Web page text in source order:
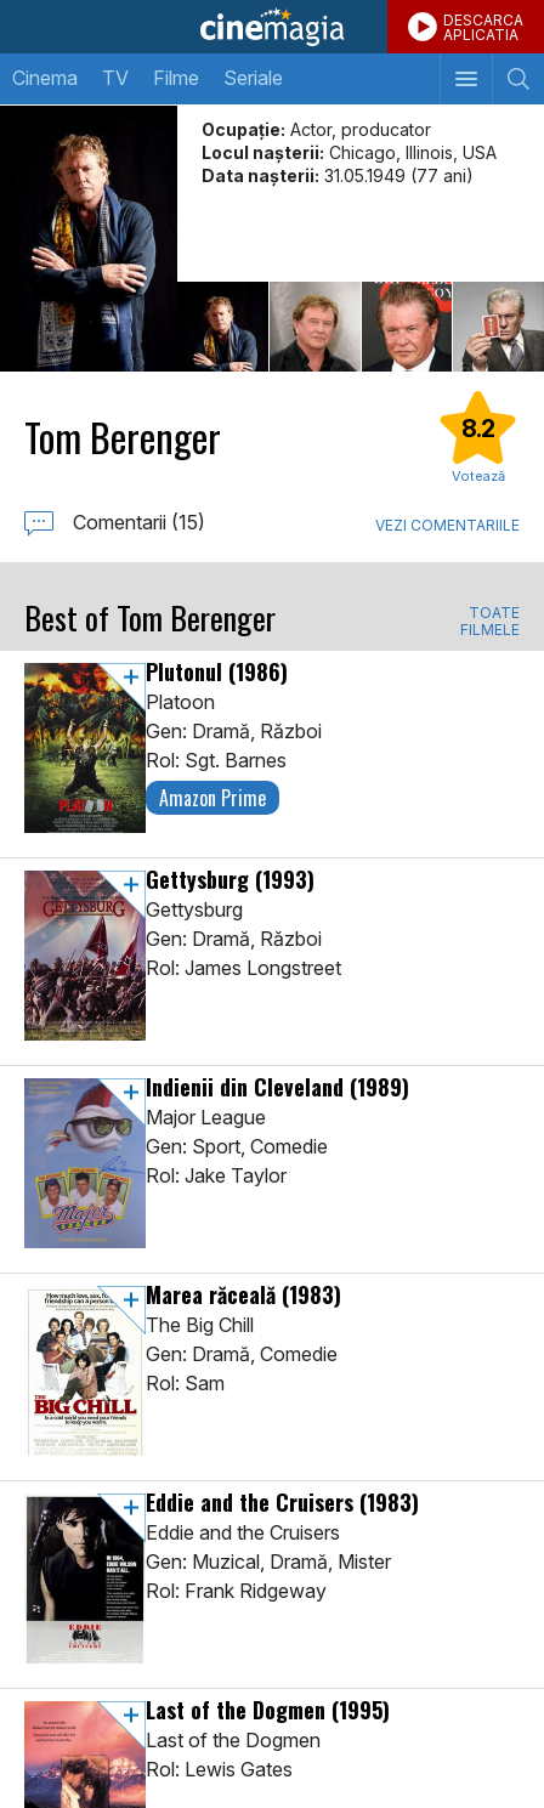
DESCARCA
APLICATIA
Cinema TV Filme Seriale
Ocupație: Actor, producator
Locul naşterii: Chicago, Illinois, USA
Data naşterii: 31.05.1949 (77 ani)
Tom Berenger 8.2
Votează
Comentarii (15) VEZI COMENTARIILE
Best of Tom Berenger
TOATE
FILMELE
Plutonul (1986)
Platoon
Gen: Dramă, Război
Rol: Sgt. Barnes
Amazon Prime
Gettysburg (1993)
Gettysburg
Gen: Dramă, Război
Rol: James Longstreet
Indienii din Cleveland (1989)
Major League
Gen: Sport, Comedie
Rol: Jake Taylor
Marea răceală (1983)
The Big Chill
Gen: Dramă, Comedie
Rol: Sam
Eddie and the Cruisers (1983)
Eddie and the Cruisers
Gen: Muzical, Dramă, Mister
Rol: Frank Ridgeway
Last of the Dogmen (1995)
Last of the Dogmen
Rol: Lewis Gates